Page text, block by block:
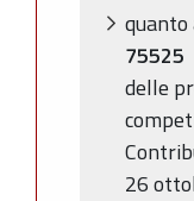
quanto
75525
delle
26